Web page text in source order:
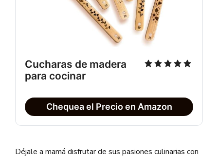
Cucharas de madera
para cocinar
Chequea el Precio en Amazon
Déjale a mamá disfrutar de sus pasiones culinarias con